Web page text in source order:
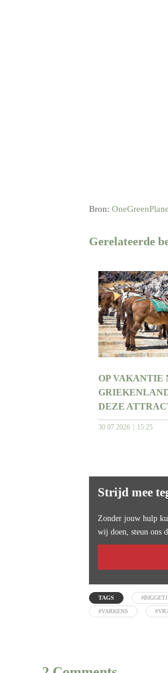
Bron:
Gerelateerde
OP VAKANTIE
DEZE
30 07 2026 15:25
Strijd mee
Zonder jouw hulp
wij doen, steun ons
TAGS
#VARKENS